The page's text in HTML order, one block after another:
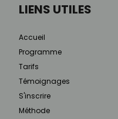
LIENS UTILES
Accueil
Programme
Tarifs
Témoignages
S'inscrire
Méthode